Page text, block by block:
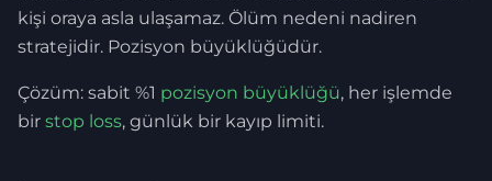
kişi oraya asla ulaşamaz. Ölüm nedeni nadiren
stratejidir. Pozisyon büyüklüğüdür.
Çözüm: sabit %1 pozisyon büyüklüğü, her işlemde
bir stop loss, günlük bir kayıp limiti.